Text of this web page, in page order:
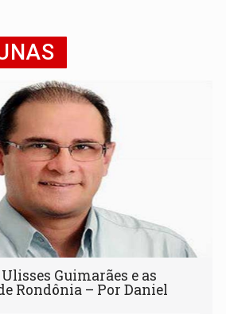
Ulisses Guimarães e as
Rondônia – Por Daniel